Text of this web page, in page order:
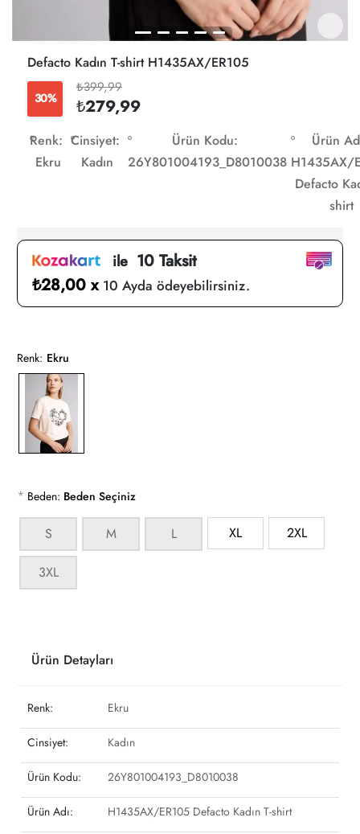
Defacto Kadın T-shirt H1435AX/ER105
30%
₺399,99
₺279,99
Renk:
Ekru
Cinsiyet:
Kadın
Ürün Kodu:
26Y801004193_D8010038
Ürün
H1435AX/
Defacto
shirt
ile10 Taksit
₺28,00 x 10 Ayda ödeyebilirsiniz.
Renk: Ekru
* Beden: Beden Seçiniz
S M L XL 2XL
3XL
Ürün Detayları
Renk: Ekru
Cinsiyet: Kadın
Ürün Kodu: 26Y801004193_D8010038
Ürün Adı: H1435AX/ER105 Defacto Kadın T-shirt